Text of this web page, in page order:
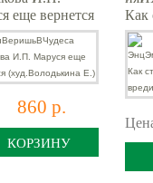
еще вернется
Е.)
860 р.
КОРЗИНУ
Как